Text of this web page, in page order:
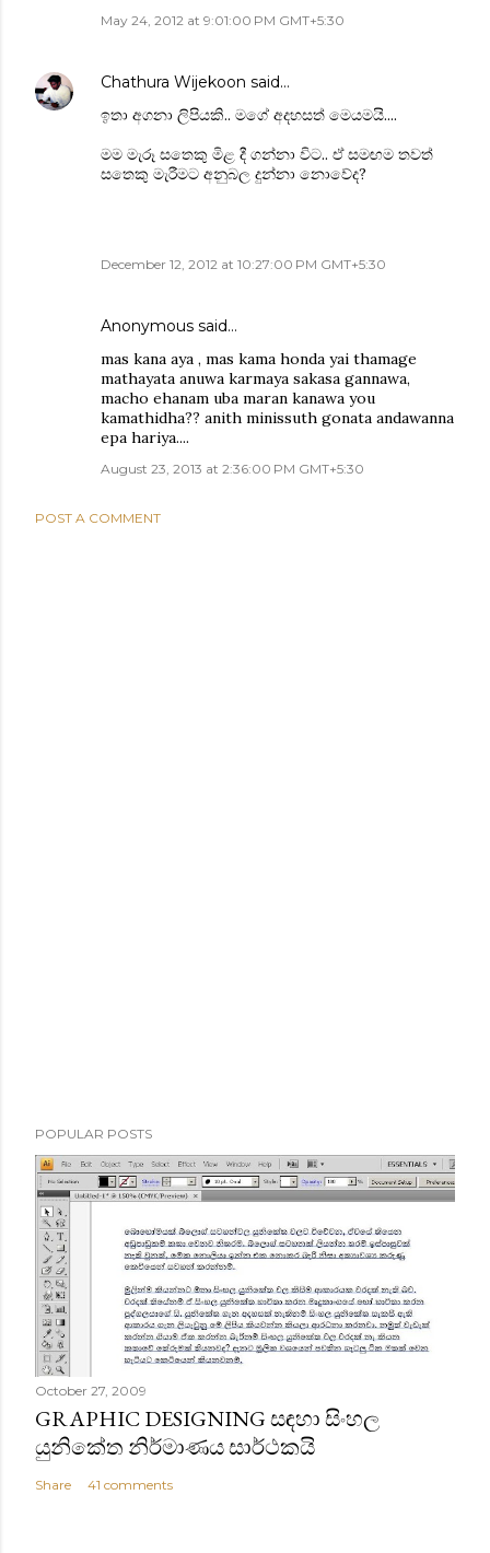
May 24, 2012 at 9:01:00 PM GMT+5:30
Chathura Wijekoon said…
ඉතා අගනා ලිපියකි.. මගේ අදහසත් මෙයමයි....
මම මැරූ සතෙකු මිළ දී ගන්නා විට.. ඒ සමඟම තවත්
සතෙකු මැරීමට අනුබල දුන්නා නොවේද?
December 12, 2012 at 10:27:00 PM GMT+5:30
Anonymous said…
mas kana aya , mas kama honda yai thamage
mathayata anuwa karmaya sakasa gannawa,
macho ehanam uba maran kanawa you
kamathidha?? anith minissuth gonata andawanna
epa hariya....
August 23, 2013 at 2:36:00 PM GMT+5:30
POST A COMMENT
POPULAR POSTS
October 27, 2009
GRAPHIC DESIGNING සඳහා සිංහල
යුනිකේත නිර්මාණය සාර්ථකයි
Share 41 comments